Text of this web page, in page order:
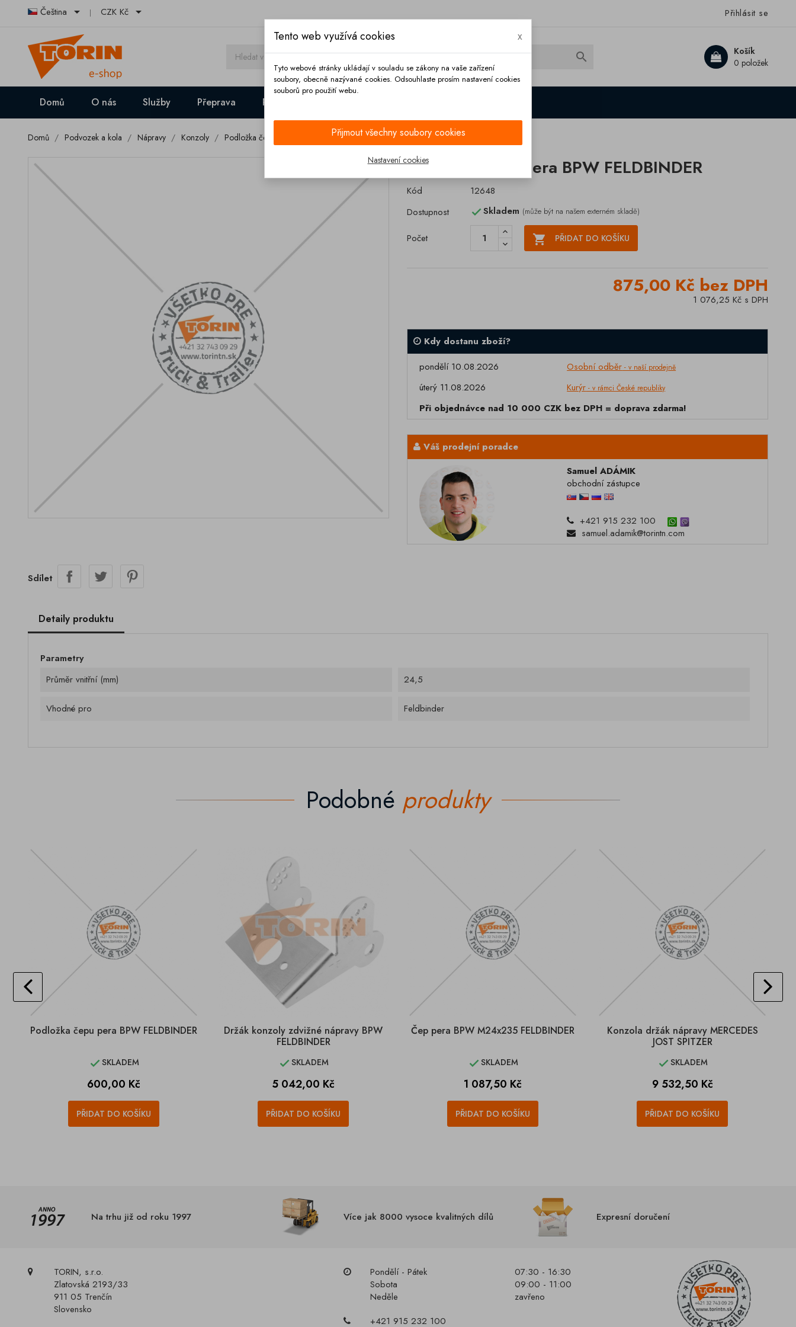
Čeština  CZK Kč  Přihlásit se
Košík
0 položek

Domů O nás Služby Přeprava Platba
Domů Podvozek a kola Nápravy Konzoly Podložka čepu pera BPW FELDBINDER
Podložka čepu pera BPW FELDBINDER
Kód
12648
Dostupnost
Skladem (může být na našem externém skladě)
Počet  PŘIDAT DO KOŠÍKU
875,00 Kč bez DPH
1 076,25 Kč s DPH
Kdy dostanu zboží?
pondělí 10.08.2026
Osobní odběr - v naší prodejně
úterý 11.08.2026 Kurýr - v rámci České republiky
Při objednávce nad 10 000 CZK bez DPH = doprava zdarma!
Váš prodejní poradce
Samuel ADÁMIK
obchodní zástupce
+421 915 232 100
samuel.adamik@torintn.com
Sdílet
Detaily produktu
Parametry
Průměr vnitřní (mm)
24,5
Vhodné pro Feldbinder
Podobné produkty
Podložka čepu pera BPW FELDBINDER
SKLADEM
Cena
600,00 Kč
PŘIDAT DO KOŠÍKU
Držák konzoly zdvižné nápravy BPW
FELDBINDER
SKLADEM
Cena
5 042,00 Kč
PŘIDAT DO KOŠÍKU
Čep pera BPW M24x235 FELDBINDER
SKLADEM
Cena
1 087,50 Kč
PŘIDAT DO KOŠÍKU
Konzola držák nápravy MERCEDES
JOST SPITZER
SKLADEM
Cena
9 532,50 Kč
PŘIDAT DO KOŠÍKU
Na trhu již od roku 1997 Více jak 8000 vysoce kvalitných dílů Expresní doručení
TORIN, s.r.o.
Zlatovská 2193/33
911 05 Trenčín
Slovensko
Pondělí - Pátek
07:30 - 16:30
Sobota
09:00 - 11:00
Neděle
zavřeno
+421 915 232 100
Tento web využívá cookies x
Tyto webové stránky ukládají v souladu se zákony na vaše zařízení
soubory, obecně nazývané cookies. Odsouhlaste prosím nastavení cookies
souborů pro použití webu.
Přijmout všechny soubory cookies
Nastavení cookies